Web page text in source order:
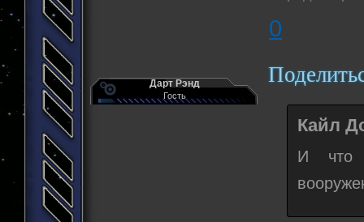
0
Дарт Рэнд
Гость
Кайл
И что